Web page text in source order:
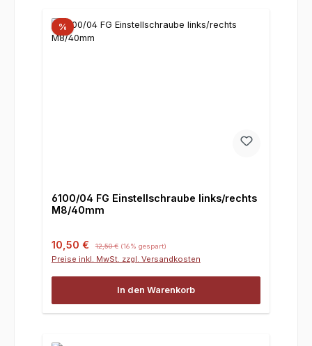
%
6100/04 FG Einstellschraube links/rechts
M8/40mm
Verkaufspreis:
10,50 € 12,50 € (16% gespart)
Preise inkl. MwSt. zzgl. Versandkosten
In den Warenkorb